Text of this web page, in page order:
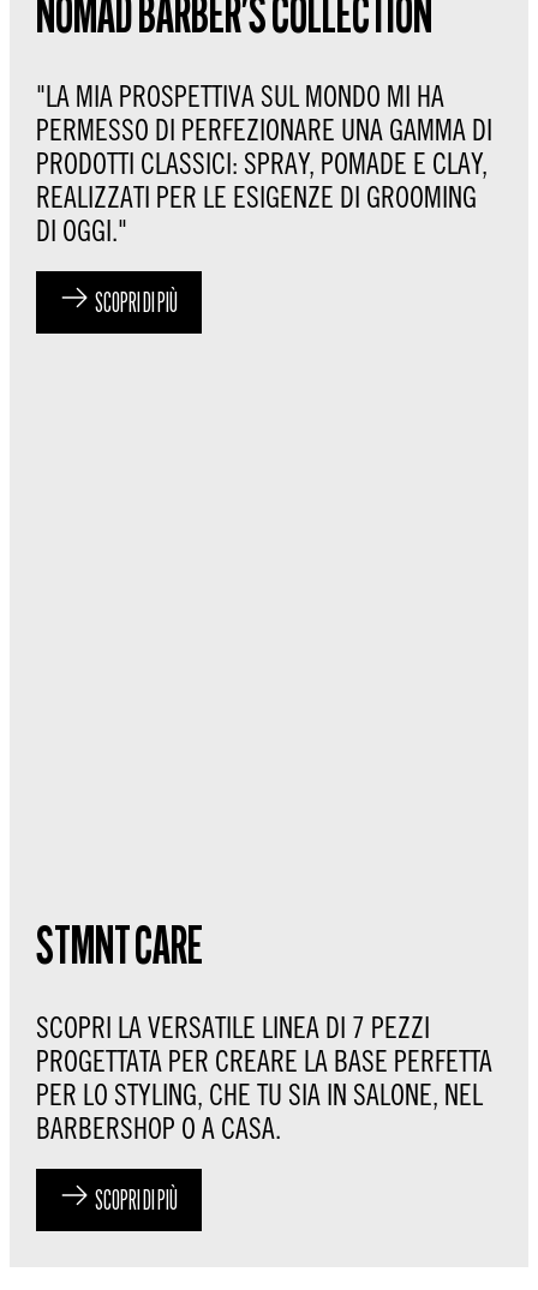
NOMAD BARBER'S COLLECTION
"LA MIA PROSPETTIVA SUL MONDO MI HA
PERMESSO DI PERFEZIONARE UNA GAMMA DI
PRODOTTI CLASSICI: SPRAY, POMADE E CLAY,
REALIZZATI PER LE ESIGENZE DI GROOMING
DI OGGI."
SCOPRI DI PIÙ
STMNT CARE
SCOPRI LA VERSATILE LINEA DI 7 PEZZI
PROGETTATA PER CREARE LA BASE PERFETTA
PER LO STYLING, CHE TU SIA IN SALONE, NEL
BARBERSHOP O A CASA.
SCOPRI DI PIÙ